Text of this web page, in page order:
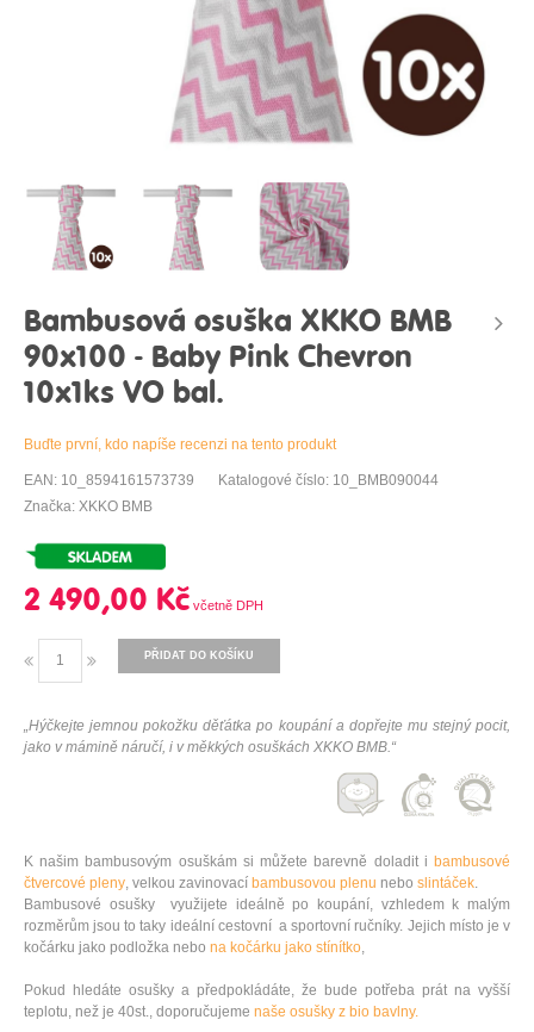
Bambusová osuška XKKO BMB
90x100 - Baby Pink Chevron
10x1ks VO bal.
Buďte první, kdo napíše recenzi na tento produkt
EAN: 10_8594161573739
Katalogové číslo: 10_BMB090044
Značka: XKKO BMB
2 490,00 Kč
PŘIDAT DO KOŠÍKU
„Hýčkejte jemnou pokožku děťátka po koupání a dopřejte mu stejný pocit,
jako v mámině náručí, i v měkkých osuškách XKKO BMB.“
K našim bambusovým osuškám si můžete barevně doladit i bambusové
čtvercové pleny, velkou zavinovací bambusovou plenu nebo slintáček.
Bambusové osušky využijete ideálně po koupání, vzhledem k malým
rozměrům jsou to taky ideální cestovní a sportovní ručníky. Jejich místo je v
kočárku jako podložka nebo na kočárku jako stínítko,
Pokud hledáte osušky a předpokládáte, že bude potřeba prát na vyšší
teplotu, než je 40st., doporučujeme naše osušky z bio bavlny.